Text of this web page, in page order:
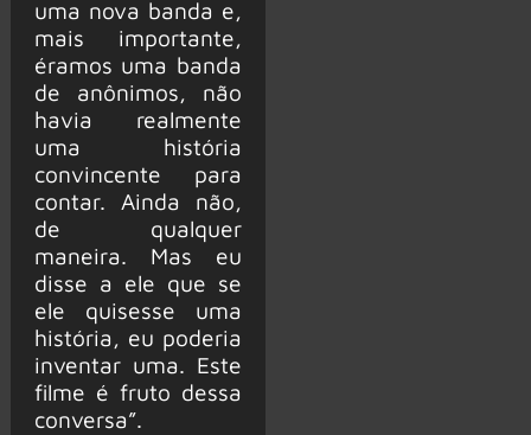
uma nova banda e,
mais importante,
éramos uma banda
de anônimos, não
havia realmente
uma história
convincente para
contar. Ainda não,
de qualquer
maneira. Mas eu
disse a ele que se
ele quisesse uma
história, eu poderia
inventar uma. Este
filme é fruto dessa
conversa”.